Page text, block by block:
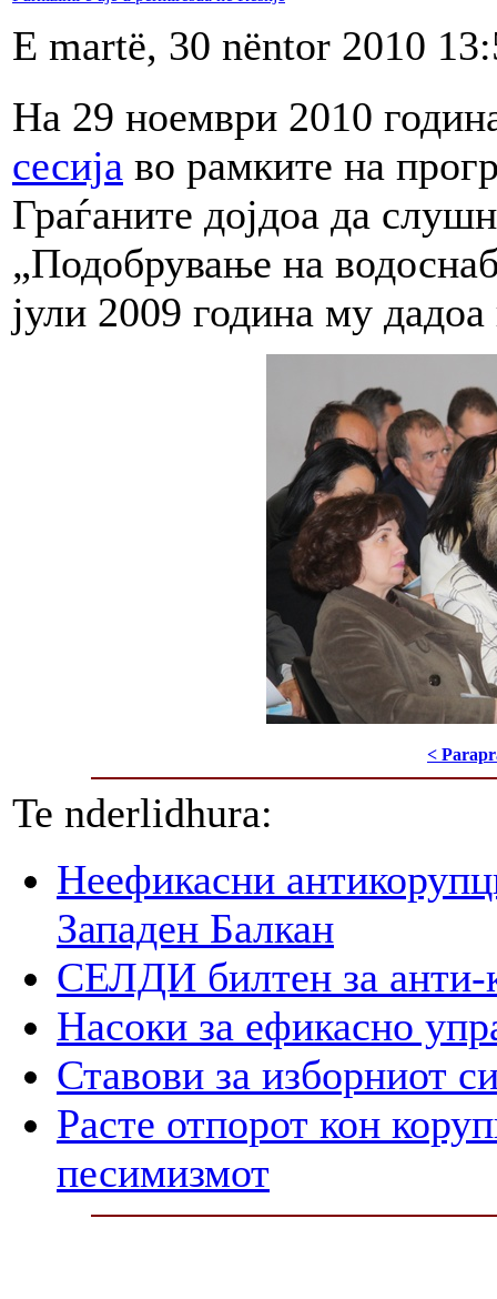
E martë, 30 nëntor 2010
На 29 ноември 2010
сесија во рамките на
Граѓаните дојдоа да
„Подобрување на
јули 2009 година му
<
Te nderlidhura:
Неефикасни
Западен Балкан
СЕЛДИ билтен за анти-
Насоки за ефикасно
Ставови за изборниот
Расте отпорот кон
песимизмот